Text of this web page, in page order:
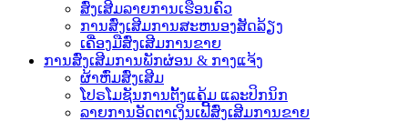
ສົ່ງເສີມລາຍການເຮືອນຄົວ
ການສົ່ງເສີມການສະຫນອງສັດລ້ຽງ
ເຄື່ອງມືສົ່ງເສີມການຂາຍ
ການສົ່ງເສີມການພັກຜ່ອນ & ກາງແຈ້ງ
ຜ້າຫົ່ມສົ່ງເສີມ
ໂປຣໂມຊັນການຕັ້ງແຄ້ມ ແລະປິກນິກ
ລາຍການອັດຕາເງິນເຟີ້ສົ່ງເສີມການຂາຍ